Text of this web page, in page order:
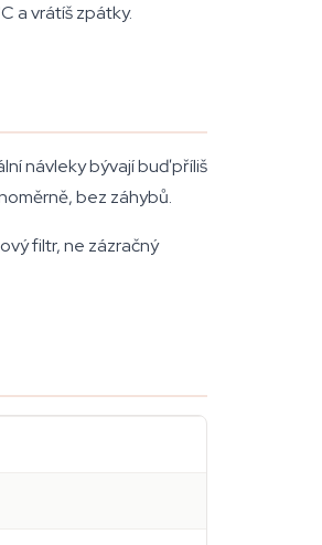
a vrátíš zpátky.
návleky bývají buď příliš
bez záhybů.
filtr, ne zázračný